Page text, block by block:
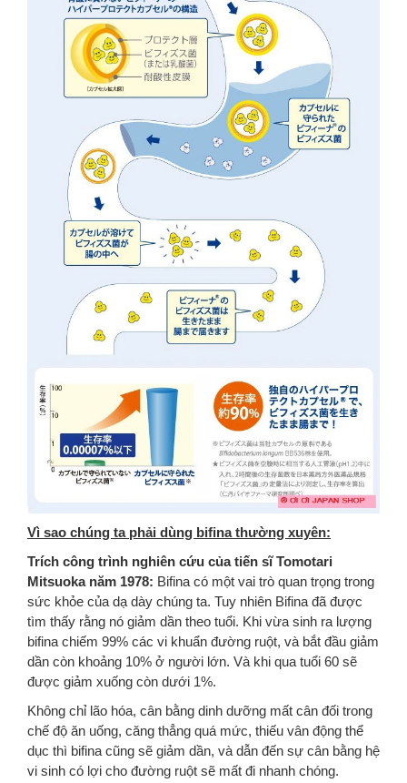
Vì sao chúng ta phải dùng bifina thường xuyên:
Trích công trình nghiên cứu của tiến sĩ Tomotari
Mitsuoka năm 1978: Bifina có một vai trò quan trọng trong
sức khỏe của dạ dày chúng ta. Tuy nhiên Bifina đã được
tìm thấy rằng nó giảm dần theo tuổi. Khi vừa sinh ra lượng
bifina chiếm 99% các vi khuẩn đường ruột, và bắt đầu giảm
dần còn khoảng 10% ở người lớn. Và khi qua tuổi 60 sẽ
được giảm xuống còn dưới 1%.
Không chỉ lão hóa, cân bằng dinh dưỡng mất cân đối trong
chế độ ăn uống, căng thẳng quá mức, thiếu vân động thể
dục thì bifina cũng sẽ giảm dần, và dẫn đến sự cân bằng hệ
vi sinh có lợi cho đường ruột sẽ mất đi nhanh chóng.